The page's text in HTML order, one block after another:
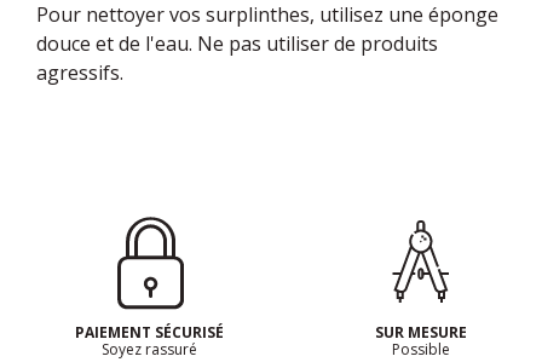
Pour nettoyer vos surplinthes, utilisez une éponge
douce et de l'eau. Ne pas utiliser de produits
agressifs.
PAIEMENT SÉCURISÉ
Soyez rassuré
SUR MESURE
Possible